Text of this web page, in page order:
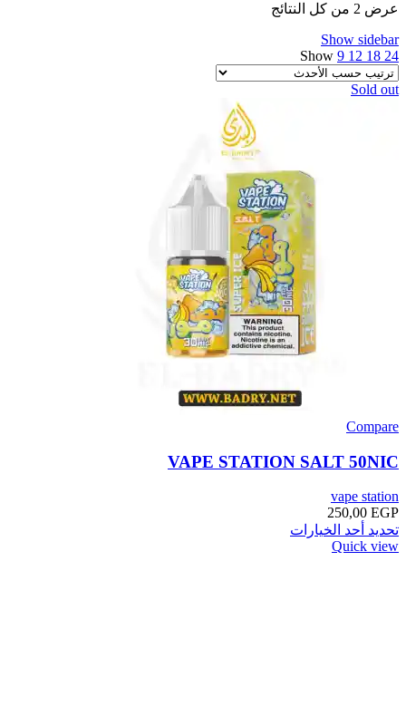
عرض ⁦2⁩ من كل النتائج
Show sidebar
Show 9 12 18 24
Sold out
Compare
VAPE STATION SALT 50NIC
vape station
250,00 EGP
تحديد أحد الخيارات
Quick view